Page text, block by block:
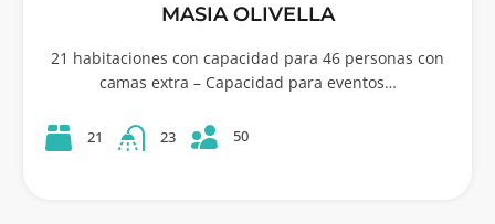
MASIA OLIVELLA
21 habitaciones con capacidad para 46 personas con
camas extra – Capacidad para eventos…
21 23 50